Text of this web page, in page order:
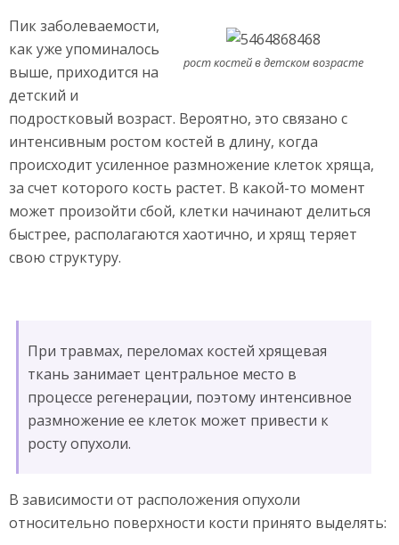
рост костей в детском возрасте
Пик заболеваемости,
как уже упоминалось
выше, приходится на
детский и
подростковый возраст. Вероятно, это связано с
интенсивным ростом костей в длину, когда
происходит усиленное размножение клеток хряща,
за счет которого кость растет. В какой-то момент
может произойти сбой, клетки начинают делиться
быстрее, располагаются хаотично, и хрящ теряет
свою структуру.
При травмах, переломах костей хрящевая
ткань занимает центральное место в
процессе регенерации, поэтому интенсивное
размножение ее клеток может привести к
росту опухоли.
В зависимости от расположения опухоли
относительно поверхности кости принято выделять: